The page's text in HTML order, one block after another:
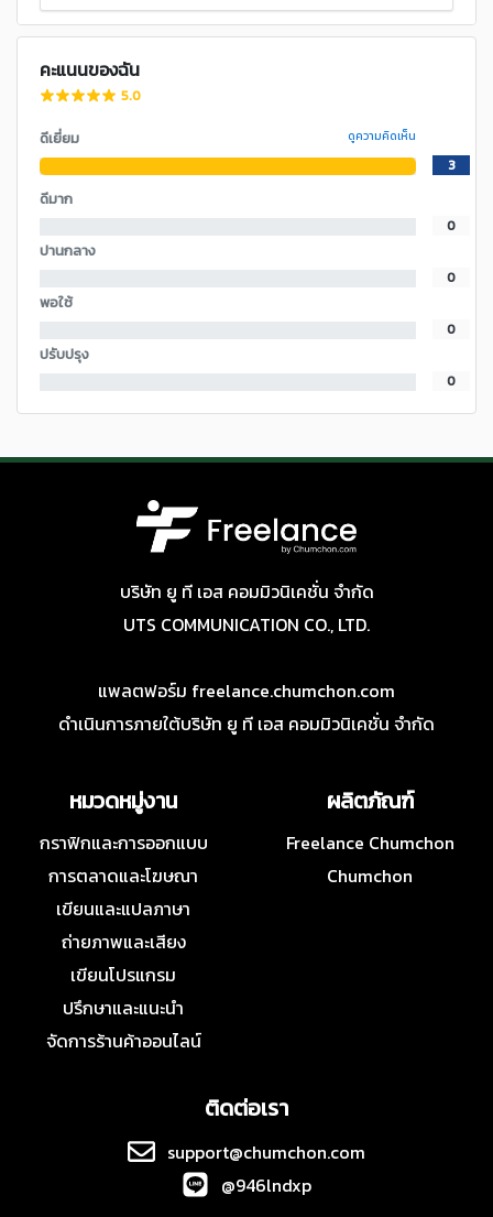
คะแนนของฉัน
5.0
ดีเยี่ยม ดูความคิดเห็น
3
ดีมาก
0
ปานกลาง
0
พอใช้
0
ปรับปรุง
0
บริษัท ยู ที เอส คอมมิวนิเคชั่น จำกัด
UTS COMMUNICATION CO., LTD.
แพลตฟอร์ม freelance.chumchon.com
ดำเนินการภายใต้บริษัท ยู ที เอส คอมมิวนิเคชั่น จำกัด
หมวดหมู่งาน
กราฟิกและการออกแบบ
การตลาดและโฆษณา
เขียนและแปลภาษา
ถ่ายภาพและเสียง
เขียนโปรแกรม
ปรึกษาและแนะนำ
จัดการร้านค้าออนไลน์
ผลิตภัณฑ์
Freelance Chumchon
Chumchon
ติดต่อเรา
support@chumchon.com
@946lndxp